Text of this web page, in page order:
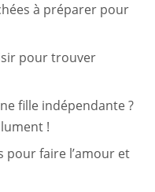
à préparer pour
pour trouver
fille indépendante ?
!
pour faire l’amour et